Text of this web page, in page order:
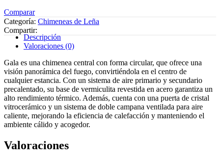
Comparar
Categoría: Chimeneas de Leña
Compartir:
Descripción
Valoraciones (0)
Gala es una chimenea central con forma circular, que ofrece una
visión panorámica del fuego, convirtiéndola en el centro de
cualquier estancia. Con un sistema de aire primario y secundario
precalentado, su base de vermiculita revestida en acero garantiza un
alto rendimiento térmico. Además, cuenta con una puerta de cristal
vitrocerámico y un sistema de doble campana ventilada para aire
caliente, mejorando la eficiencia de calefacción y manteniendo el
ambiente cálido y acogedor.
Valoraciones